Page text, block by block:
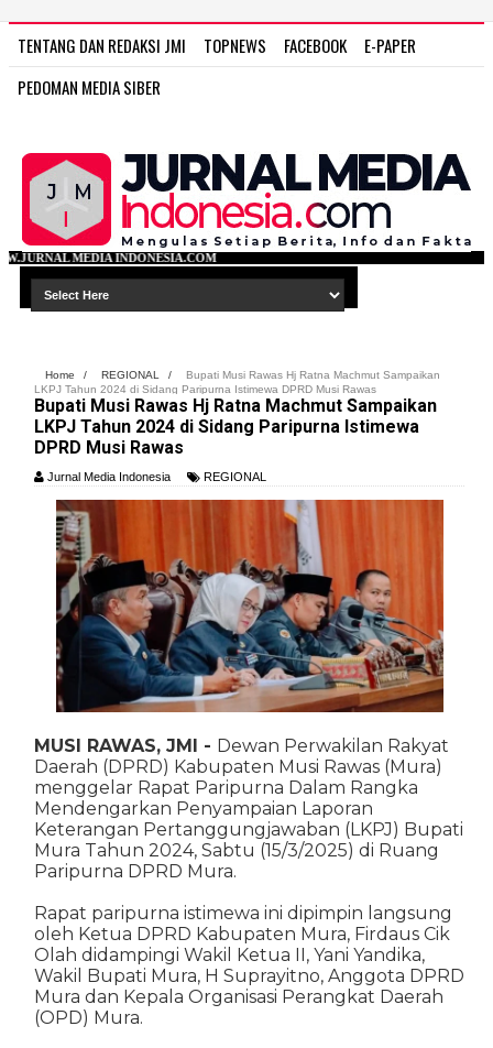
TENTANG DAN REDAKSI JMI TOPNEWS FACEBOOK
E-PAPER
PEDOMAN MEDIA SIBER
Home / REGIONAL /
Bupati Musi Rawas Hj Ratna Machmut Sampaikan
LKPJ Tahun 2024 di Sidang Paripurna Istimewa DPRD Musi Rawas
Bupati Musi Rawas Hj Ratna Machmut Sampaikan
LKPJ Tahun 2024 di Sidang Paripurna Istimewa
DPRD Musi Rawas
Jurnal Media Indonesia REGIONAL
MUSI RAWAS, JMI - Dewan Perwakilan Rakyat
Daerah (DPRD) Kabupaten Musi Rawas (Mura)
menggelar Rapat Paripurna Dalam Rangka
Mendengarkan Penyampaian Laporan
Keterangan Pertanggungjawaban (LKPJ) Bupati
Mura Tahun 2024, Sabtu (15/3/2025) di Ruang
Paripurna DPRD Mura.
Rapat paripurna istimewa ini dipimpin langsung
oleh Ketua DPRD Kabupaten Mura, Firdaus Cik
Olah didampingi Wakil Ketua II, Yani Yandika,
Wakil Bupati Mura, H Suprayitno, Anggota DPRD
Mura dan Kepala Organisasi Perangkat Daerah
(OPD) Mura.